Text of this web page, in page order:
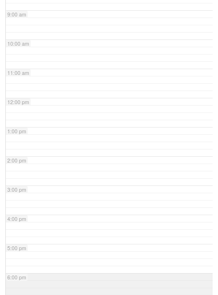
9:00 am
10:00 am
11:00 am
12:00 pm
1:00 pm
2:00 pm
3:00 pm
4:00 pm
5:00 pm
6:00 pm